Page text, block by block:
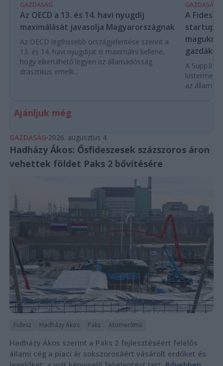
GAZDASÁG
Az OECD a 13. és 14. havi nyugdíj
maximálását javasolja Magyarországnak
Az OECD legfrissebb országjelentése szerint a
13. és 14. havi nyugdíjat is maximálni kellene,
hogy elkerülhető legyen az államadósság
drasztikus emelk...
GAZDASÁG
A
magukra
gazdákat
A Supp.li
az állam
Ajánljuk még
GAZDASÁG 2026. augusztus 4.
Hadházy Ákos: Ősfideszesek százszoros áron
vehettek földet Paks 2 bővítésére
Fidesz Hadházy Ákos Paks Atomerőmű
Hadházy Ákos szerint a Paks 2 fejlesztéséért felelős
állami cég a piaci ár sokszorosáért vásárolt erdőket és